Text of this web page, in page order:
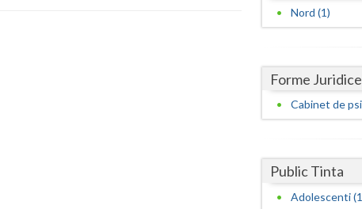
Nord (1)
Forme Juridice
Cabinet de
Public Tinta
Adolescenti